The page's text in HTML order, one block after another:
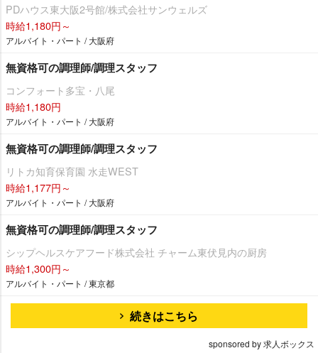
PDハウス東大阪2号館/株式会社サンウェルズ
時給1,180円～
アルバイト・パート / 大阪府
無資格可の調理師/調理スタッフ
コンフォート多宝・八尾
時給1,180円
アルバイト・パート / 大阪府
無資格可の調理師/調理スタッフ
リトカ知育保育園 水走WEST
時給1,177円～
アルバイト・パート / 大阪府
無資格可の調理師/調理スタッフ
シップヘルスケアフード株式会社 チャーム東伏見内の厨房
時給1,300円～
アルバイト・パート / 東京都
続きはこちら
sponsored by 求人ボックス